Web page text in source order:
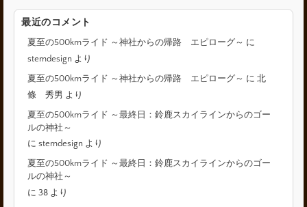
最近のコメント
夏至の500kmライド ～神社からの帰路 エピローグ～ に
stemdesign より
夏至の500kmライド ～神社からの帰路 エピローグ～ に北
條 秀男 より
夏至の500kmライド ～最終日：鈴鹿スカイラインからのゴー
ルの神社～
にstemdesign より
夏至の500kmライド ～最終日：鈴鹿スカイラインからのゴー
ルの神社～
に38 より